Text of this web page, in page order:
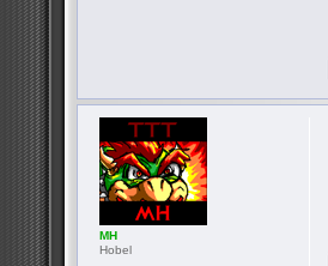
MH
Hobel